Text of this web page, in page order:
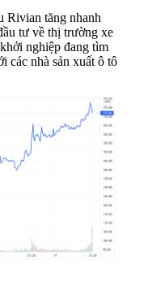
Rivian tăng nhanh
tư về thị trường xe
nghiệp đang tìm
các nhà sản xuất ô tô